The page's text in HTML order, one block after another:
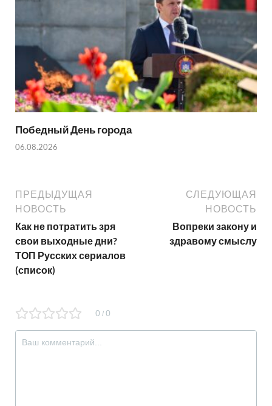
Победный День города
06.08.2026
ПРЕДЫДУЩАЯ
НОВОСТЬ
Как не потратить зря
свои выходные дни?
ТОП Русских сериалов
(список)
СЛЕДУЮЩАЯ
НОВОСТЬ
Вопреки закону и
здравому смыслу
0 / 0